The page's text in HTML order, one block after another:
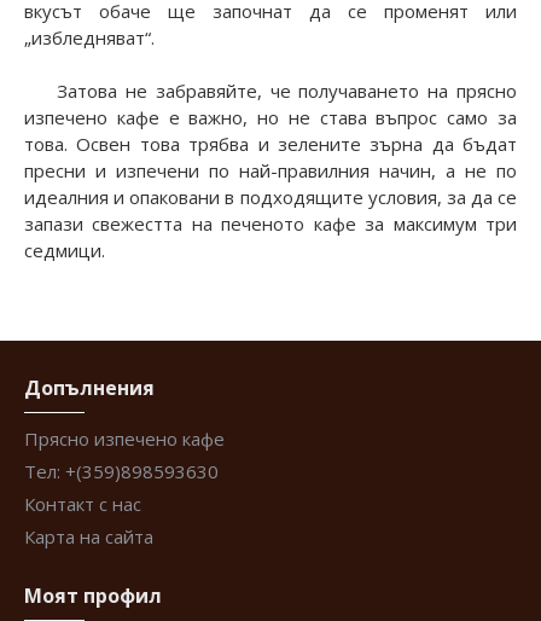
вкусът обаче ще започнат да се променят или
„избледняват“.
Затова не забравяйте, че получаването на прясно
изпечено кафе е важно, но не става въпрос само за
това. Освен това трябва и зелените зърна да бъдат
пресни и изпечени по най-правилния начин, а не по
идеалния и опаковани в подходящите условия, за да се
запази свежестта на печеното кафе за максимум три
седмици.
Допълнения
Прясно изпечено кафе
Тел: +(359)898593630
Контакт с нас
Карта на сайта
Моят профил